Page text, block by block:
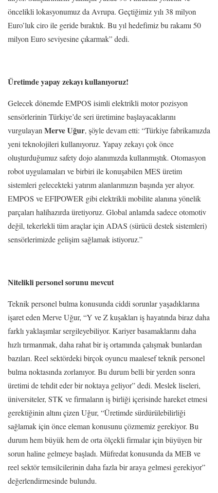
öncelikli lokasyonumuz da Avrupa. Geçtiğimiz yılı 38 milyon
Euro’luk ciro ile geride bıraktık. Bu yıl hedefimiz bu rakamı 50
milyon Euro seviyesine çıkarmak” dedi.
Üretimde yapay zekayı kullanıyoruz!
Gelecek dönemde EMPOS isimli elektrikli motor pozisyon
sensörlerinin Türkiye’de seri üretimine başlayacaklarını
vurgulayanMerve Uğur, şöyle devam etti: “Türkiye fabrikamızda
yeni teknolojileri kullanıyoruz. Yapay zekayı çok önce
oluşturduğumuz safety dojo alanımızda kullanmıştık. Otomasyon
robot uygulamaları ve birbiri ile konuşabilen MES üretim
sistemleri gelecekteki yatırım alanlarımızın başında yer alıyor.
EMPOS ve EFIPOWER gibi elektrikli mobilite alanına yönelik
parçaları halihazırda üretiyoruz. Global anlamda sadece otomotiv
değil, tekerlekli tüm araçlar için ADAS (sürücü destek sistemleri)
sensörlerimizde gelişim sağlamak istiyoruz.”
Nitelikli personel sorunu mevcut
Teknik personel bulma konusunda ciddi sorunlar yaşadıklarına
işaret eden Merve Uğur, “Y ve Z kuşakları iş hayatında biraz daha
farklı yaklaşımlar sergileyebiliyor. Kariyer basamaklarını daha
hızlı tırmanmak, daha rahat bir iş ortamında çalışmak bunlardan
bazıları. Reel sektördeki birçok oyuncu maalesef teknik personel
bulma noktasında zorlanıyor. Bu durum belli bir yerden sonra
üretimi de tehdit eder bir noktaya geliyor” dedi. Meslek liseleri,
üniversiteler, STK ve firmaların iş birliği içerisinde hareket etmesi
gerektiğinin altını çizen Uğur, “Üretimde sürdürülebilirliği
sağlamak için önce eleman konusunu çözmemiz gerekiyor. Bu
durum hem büyük hem de orta ölçekli firmalar için büyüyen bir
sorun haline gelmeye başladı. Müfredat konusunda da MEB ve
reel sektör temsilcilerinin daha fazla bir araya gelmesi gerekiyor”
değerlendirmesinde bulundu.